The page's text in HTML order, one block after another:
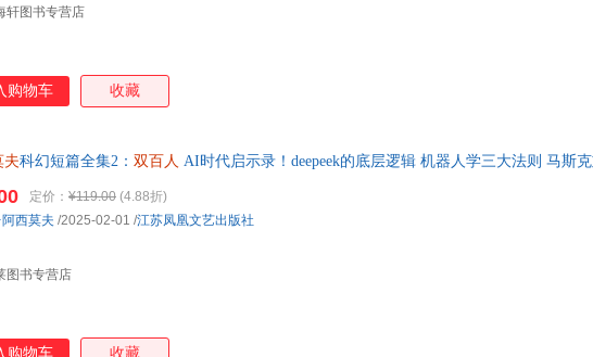
轩图书专营店
购物车 收藏
夫科幻短篇全集2： 双百人 AI时代启示录！deepeek的底层逻辑 机器人学三大法则 马斯
定价： ¥119.00 (4.88折)
图书专营店
阿西莫夫 /2025-02-01 /江苏凤凰文艺出版社
购物车 收藏